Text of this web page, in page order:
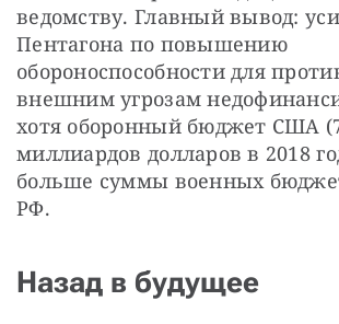
ведомству. Главный вывод:
Пентагона по повышению
обороноспособности для
внешним угрозам
хотя оборонный бюджет США
миллиардов долларов в 2018
больше суммы военных
РФ.
Назад в будущее